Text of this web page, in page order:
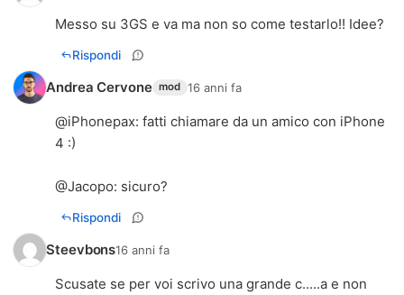
Messo su 3GS e va ma non so come testarlo!! Idee?
Rispondi
Andrea Cervone mod 16 anni fa
@iPhonepax: fatti chiamare da un amico con iPhone
4 :)
@Jacopo: sicuro?
Rispondi
Steevbons16 anni fa
Scusate se per voi scrivo una grande c.....a e non